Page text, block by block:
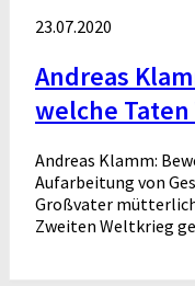
23.07.2020
Andreas
welche
Andreas Klamm:
Aufarbeitung von
Großvater
Zweiten Weltkrieg